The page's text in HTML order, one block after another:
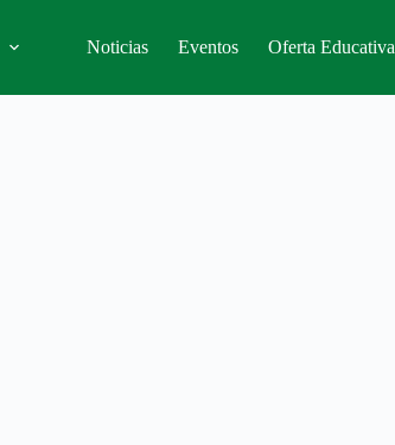
Noticias Eventos Oferta Educativa